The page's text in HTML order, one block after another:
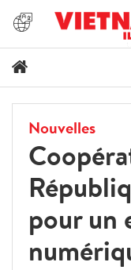
Nouvelles
pour un